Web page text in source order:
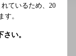
ているため、 20
す。
い。